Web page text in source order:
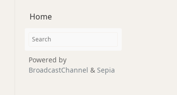
Home
Powered by
BroadcastChannel & Sepia